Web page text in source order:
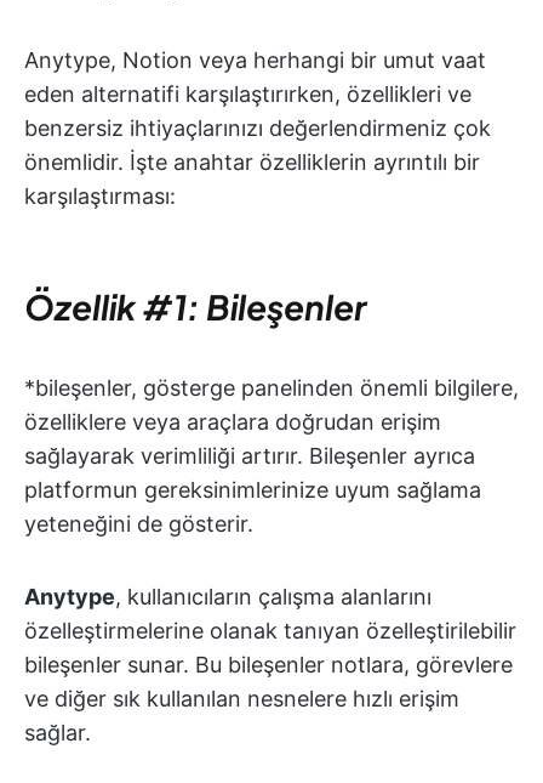
Anytype, Notion veya herhangi bir umut vaat
eden alternatifi karşılaştırırken, özellikleri ve
benzersiz ihtiyaçlarınızı değerlendirmeniz çok
önemlidir. İşte anahtar özelliklerin ayrıntılı bir
karşılaştırması:
Özellik #1: Bileşenler
*bileşenler, gösterge panelinden önemli bilgilere,
özelliklere veya araçlara doğrudan erişim
sağlayarak verimliliği artırır. Bileşenler ayrıca
platformun gereksinimlerinize uyum sağlama
yeteneğini de gösterir.
Anytype, kullanıcıların çalışma alanlarını
özelleştirmelerine olanak tanıyan özelleştirilebilir
bileşenler sunar. Bu bileşenler notlara, görevlere
ve diğer sık kullanılan nesnelere hızlı erişim
sağlar.